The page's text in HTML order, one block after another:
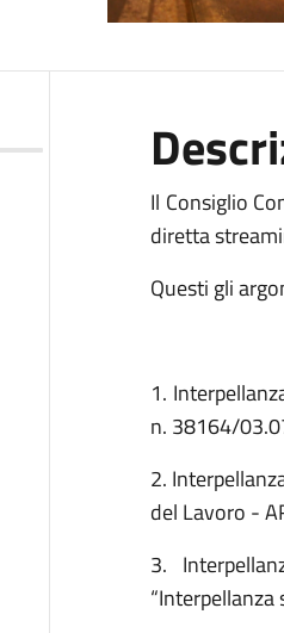
Il Consiglio
diretta
Questi gli
1.
n. 38164/
2.
del Lavoro -
3.